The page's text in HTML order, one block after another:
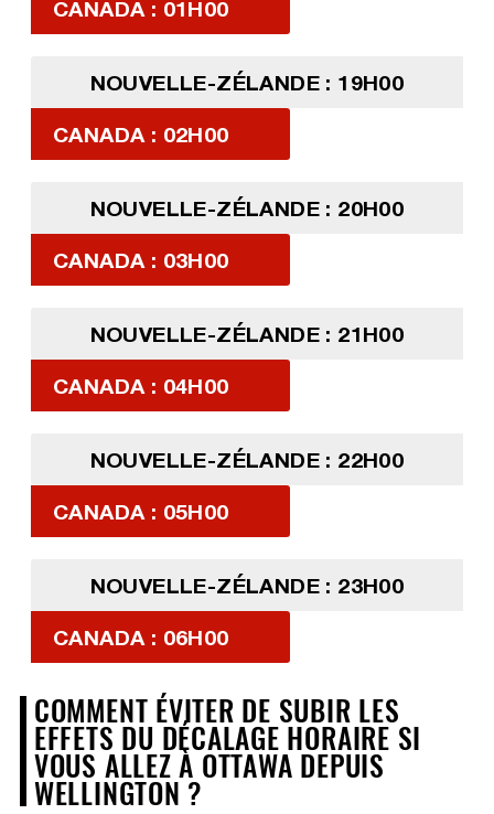
CANADA : 01H00
NOUVELLE-ZÉLANDE : 19H00
CANADA : 02H00
NOUVELLE-ZÉLANDE : 20H00
CANADA : 03H00
NOUVELLE-ZÉLANDE : 21H00
CANADA : 04H00
NOUVELLE-ZÉLANDE : 22H00
CANADA : 05H00
NOUVELLE-ZÉLANDE : 23H00
CANADA : 06H00
COMMENT ÉVITER DE SUBIR LES
EFFETS DU DÉCALAGE HORAIRE SI
VOUS ALLEZ À OTTAWA DEPUIS
WELLINGTON ?